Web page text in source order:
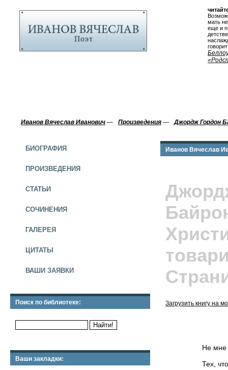
мать
еще и
Иванов Вячеслав Иванович — Произведения — Джордж Гордон
БИОГРАФИЯ
ПРОИЗВЕДЕНИЯ
СТАТЬИ
СОЧИНЕНИЯ
ГАЛЕРЕЯ
ЦИТАТЫ
ВАШИ ЗАЯВКИ
Поиск по библиотеке:
Ваши закладки:
Иванов Вячеслав
Загрузить книгу на
Не мне
Тех, что